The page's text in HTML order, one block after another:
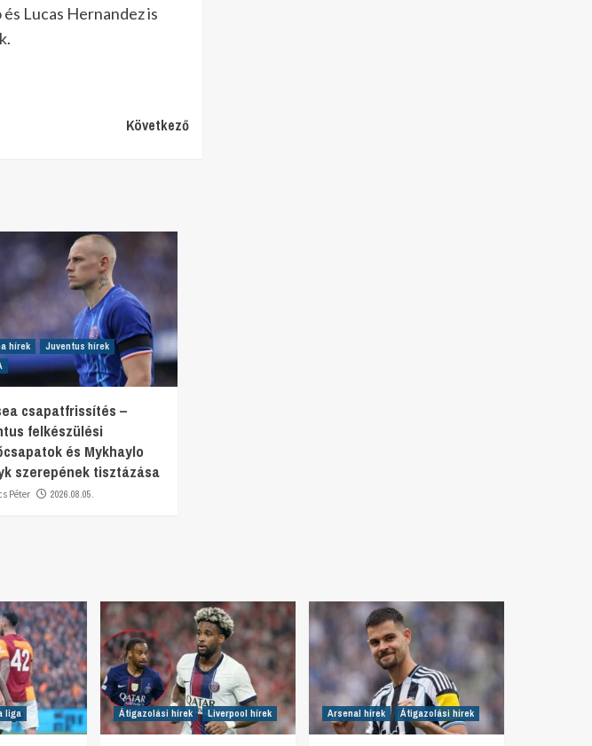
Lucas Hernandez is
Következő
hírek
Juventus hírek
csapatfrissítés –
felkészülési
és Mykhaylo
szerepének tisztázása
Péter 2026.08.05.
liga Átigazolási hírek Liverpool hírek Arsenal hírek Átigazolási hírek